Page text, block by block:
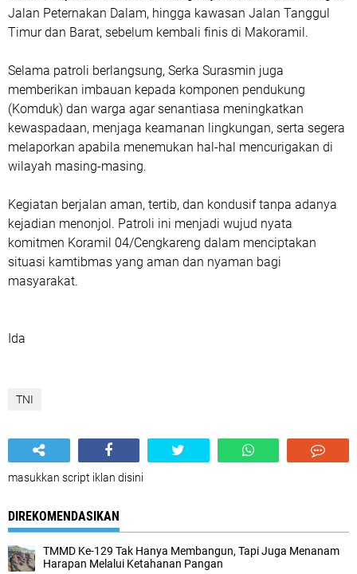
Jalan Peternakan Dalam, hingga kawasan Jalan Tanggul
Timur dan Barat, sebelum kembali finis di Makoramil.
Selama patroli berlangsung, Serka Surasmin juga
memberikan imbauan kepada komponen pendukung
(Komduk) dan warga agar senantiasa meningkatkan
kewaspadaan, menjaga keamanan lingkungan, serta segera
melaporkan apabila menemukan hal-hal mencurigakan di
wilayah masing-masing.
Kegiatan berjalan aman, tertib, dan kondusif tanpa adanya
kejadian menonjol. Patroli ini menjadi wujud nyata
komitmen Koramil 04/Cengkareng dalam menciptakan
situasi kamtibmas yang aman dan nyaman bagi
masyarakat.
Ida
TNI
masukkan script iklan disini
DIREKOMENDASIKAN
TMMD Ke-129 Tak Hanya Membangun, Tapi Juga Menanam
Harapan Melalui Ketahanan Pangan